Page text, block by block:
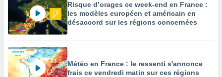
Risque d’orages ce week-end en France :
les modèles européen et américain en
désaccord sur les régions concernées
Météo en France : le ressenti s'annonce
frais ce vendredi matin sur ces régions